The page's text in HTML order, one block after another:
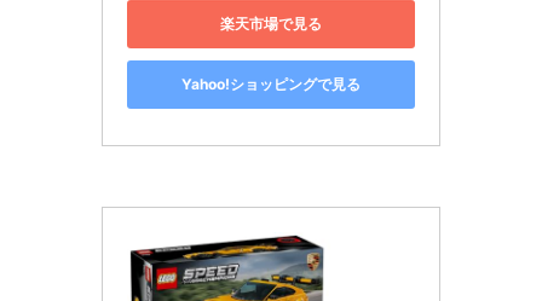
楽天市場で見る
Yahoo!ショッピングで見る